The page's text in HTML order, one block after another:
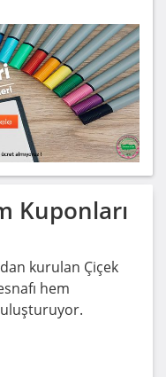
Kuponları
kurulan Çiçek
hem